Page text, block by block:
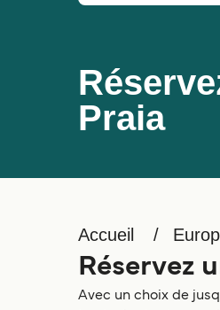
Praia
Accueil
Réservez
Avec un choix de